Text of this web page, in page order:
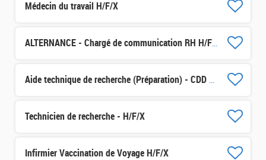
Médecin du travail H/F/X
ALTERNANCE - Chargé de communication RH H/F/X
Aide technique de recherche (Préparation) - CDD 3 mois H/F/X
Technicien de recherche - H/F/X
Infirmier Vaccination de Voyage H/F/X